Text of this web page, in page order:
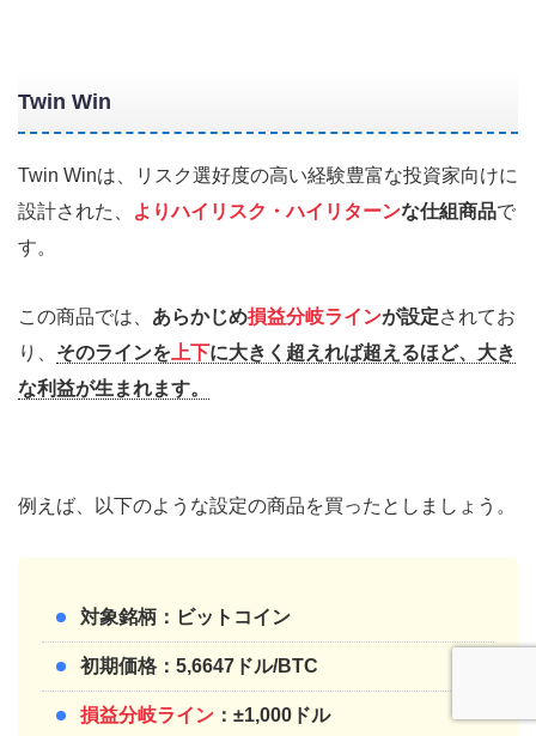
Twin Win
Twin Winは、リスク選好度の高い経験豊富な投資家向けに
設計された、
よりハイリスク・ハイリターンな仕組商品で
す。
この商品では、 あらかじめ損益分岐ラインが設定されてお
り、 そのラインを 上下に大きく超えれば超えるほど、大き
な利益が生まれます。
例えば、以下のような設定の商品を買ったとしましょう。
対象銘柄：ビットコイン
初期価格：5,6647ドル/BTC
損益分岐ライン ：±1,000ドル